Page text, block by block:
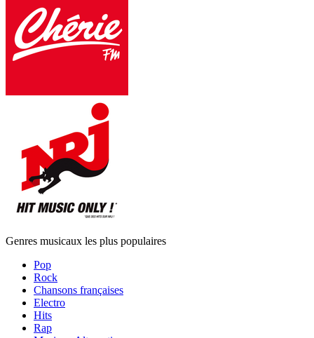
Genres musicaux les plus populaires
Pop
Rock
Chansons françaises
Electro
Hits
Rap